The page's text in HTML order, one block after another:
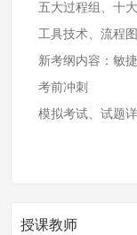
五大过程组、十
工具技术、流程
新考纲内容：敏
考前冲刺
模拟考试、试题
授课教师